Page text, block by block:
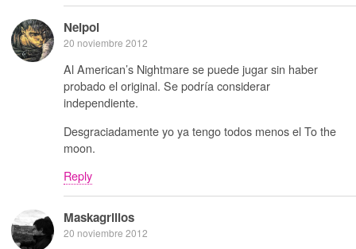
Neipol
20 noviembre 2012
Al American’s Nightmare se puede jugar sin haber
probado el original. Se podría considerar
independiente.
Desgraciadamente yo ya tengo todos menos el To the
moon.
Reply
Maskagrillos
20 noviembre 2012